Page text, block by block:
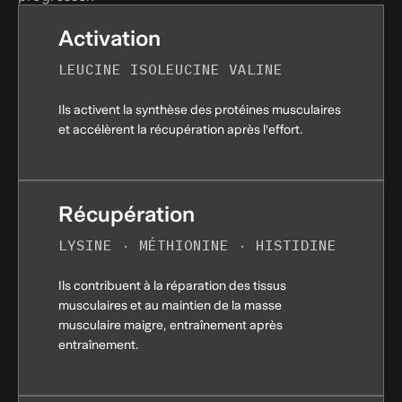
Certification GMP (Bonnes Pratiques de
Fabrication) :
Certification Halal
Activation
LEUCINE ISOLEUCINE VALINE
Ils activent la synthèse des protéines musculaires
et accélèrent la récupération après l'effort.
Récupération
LYSINE · MÉTHIONINE · HISTIDINE
Ils contribuent à la réparation des tissus
musculaires et au maintien de la masse
musculaire maigre, entraînement après
entraînement.